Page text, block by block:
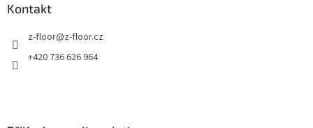
Kontakt
z-floor@z-floor.cz
+420 736 626 964